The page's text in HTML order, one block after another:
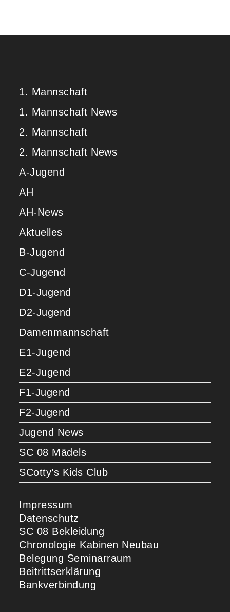
1. Mannschaft
1. Mannschaft News
2. Mannschaft
2. Mannschaft News
A-Jugend
AH
AH-News
Aktuelles
B-Jugend
C-Jugend
D1-Jugend
D2-Jugend
Damenmannschaft
E1-Jugend
E2-Jugend
F1-Jugend
F2-Jugend
Jugend News
SC 08 Mädels
SCotty’s Kids Club
Impressum
Datenschutz
SC 08 Bekleidung
Chronologie Kabinen Neubau
Belegung Seminarraum
Beitrittserklärung
Bankverbindung